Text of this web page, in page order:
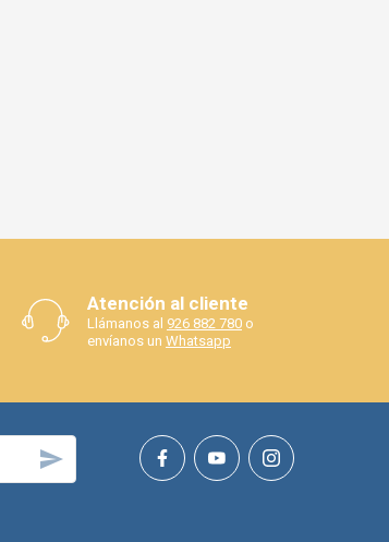
Atención al cliente
Llámanos al 926 882 780 o
envíanos un Whatsapp
